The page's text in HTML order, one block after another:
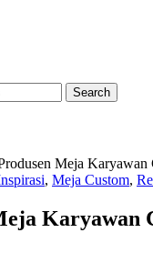
Search
Meja Karyawan
, Meja Custom,
Karyawan